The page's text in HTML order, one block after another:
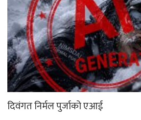
दिवंगत निर्मल पुर्जाको एआई